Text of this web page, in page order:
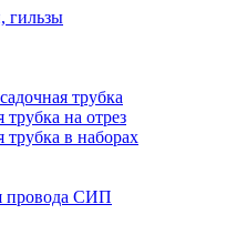
гильзы
трубка
трубка на отрез
трубка в наборах
провода СИП